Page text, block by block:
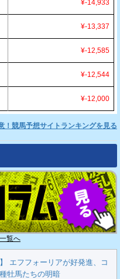
¥-14,933
¥-13,337
¥-12,585
¥-12,544
¥-12,000
！競馬予想サイトランキングを見る
覧へ
エフフォーリアが好発進、コ
牡馬たちの明暗